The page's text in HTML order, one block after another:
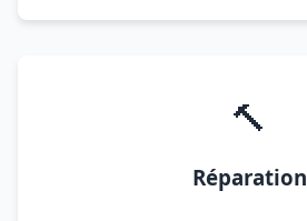
🔨
Réparation